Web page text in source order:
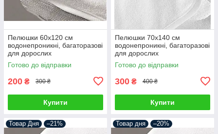
Пелюшки 60х120 см
водонепроникні, багаторазові
для дорослих
Готово до відправки
200 ₴ 300 ₴
Купити
Пелюшки 70х140 см
водонепроникні, багаторазові
для дорослих
Готово до відправки
300 ₴ 400 ₴
Купити
Товар Дня –21% Товар дня –20%